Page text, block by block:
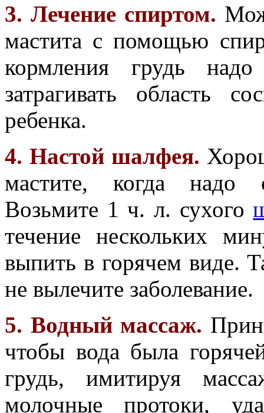
3. Лечение спиртом.
мастита с помощью
кормления грудь
затрагивать область
ребенка.
4. Настой шалфея.
мастите, когда надо
Возьмите 1 ч. л. сухого
течение нескольких
выпить в горячем виде.
не вылечите заболевание.
5. Водный массаж.
чтобы вода была
грудь, имитируя
молочные протоки,